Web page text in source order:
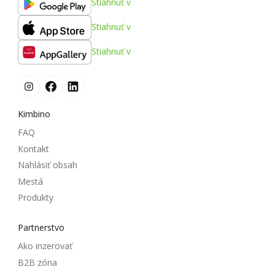
Stiahnuť v
Stiahnuť v
Kimbino
FAQ
Kontakt
Nahlásiť obsah
Mestá
Produkty
Partnerstvo
Ako inzerovať
B2B zóna